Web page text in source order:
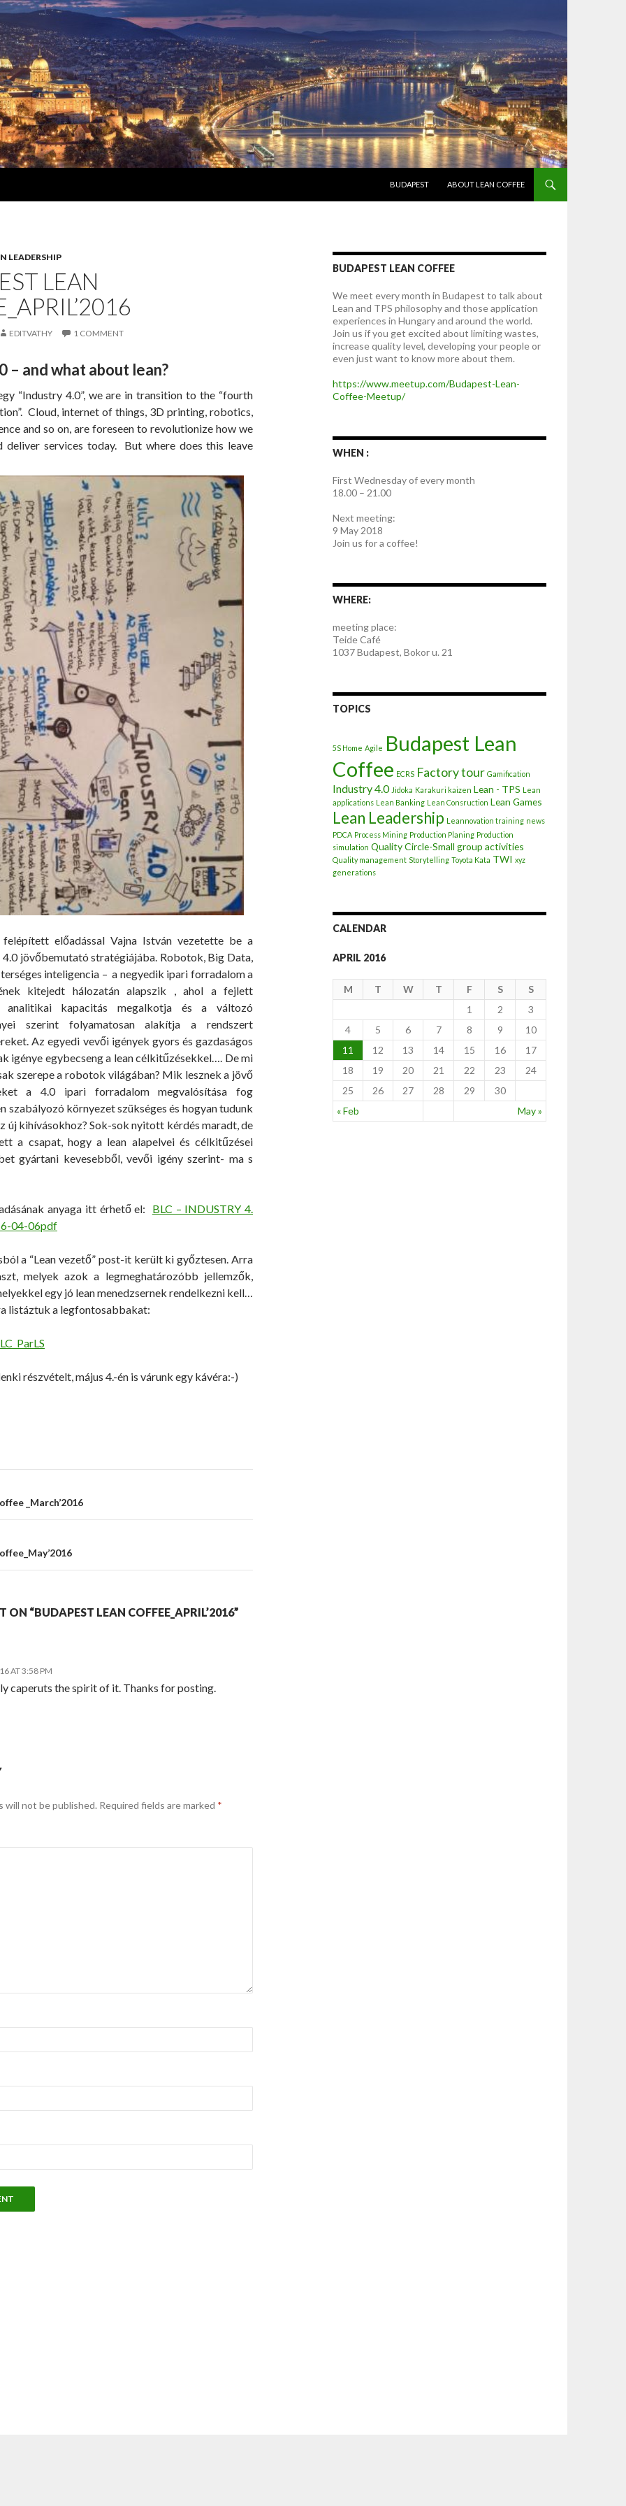
BUDAPEST
ABOUT LEAN COFFEE
LEADERSHIP
LEAN
EDITVATHY 1 COMMENT
– and what about lean?
“Industry 4.0”, we are in transition to the “fourth
Cloud, internet of things, 3D printing, robotics,
and so on, are foreseen to revolutionize how we
deliver services today. But where does this leave
előadással Vajna István vezetette be a
jövőbemutató stratégiájába. Robotok, Big Data,
inteligencia – a negyedik ipari forradalom a
kitejedt hálozatán alapszik , ahol a fejlett
analitikai kapacitás megalkotja és a változó
szerint folyamatosan alakítja a rendszert
Az egyedi vevői igények gyors és gazdaságos
igénye egybecseng a lean célkitűzésekkel…. De mi
szerepe a robotok világában? Mik lesznek a jövő
a 4.0 ipari forradalom megvalósítása fog
szabályozó környezet szükséges és hogyan tudunk
új kihívásokhoz? Sok-sok nyitott kérdés maradt, de
a csapat, hogy a lean alapelvei és célkitűzései
gyártani kevesebből, vevői igény szerint- ma s
anyaga itt érhető el: BLC – INDUSTRY 4.
04-06pdf
a “Lean vezető” post-it került ki győztesen. Arra
melyek azok a legmeghatározóbb jellemzők,
egy jó lean menedzsernek rendelkezni kell…
listáztuk a legfontosabbakat:
részvételt, május 4.-én is várunk egy kávéra:-)
_March’2016
ON “BUDAPEST LEAN COFFEE_APRIL’2016”
AT 3:58 PM
caperuts the spirit of it. Thanks for posting.
will not be published. Required fields are marked *
BUDAPEST LEAN COFFEE
We meet every month in Budapest to talk about
Lean and TPS philosophy and those application
experiences in Hungary and around the world.
Join us if you get excited about limiting wastes,
increase quality level, developing your people or
even just want to know more about them.
https://www.meetup.com/Budapest-Lean-
Coffee-Meetup/
WHEN :
First Wednesday of every month
18.00 – 21.00
Next meeting:
9 May 2018
Join us for a coffee!
WHERE:
meeting place:
Teide Café
1037 Budapest, Bokor u. 21
TOPICS
5S Home Agile Budapest Lean
Coffee ECRS Factory tour Gamification
Industry 4.0 Jidoka Karakuri kaizen Lean - TPS Lean
applications Lean Banking Lean Consruction Lean Games
Lean Leadership Leannovation training news
PDCA Process Mining Production Planing Production
simulation Quality Circle-Small group activities
Quality management Storytelling Toyota Kata TWI xyz
generations
CALENDAR
APRIL 2016
M T W T F S S
« Feb May »
1 2
3
4
5 6 7 8 9
10
11
12 13 14 15 16
17
18
19 20 21 22 23
24
25
26 27 28 29 30